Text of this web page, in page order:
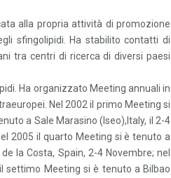
alla propria attività di promozione
sfingolipidi. Ha stabilito contatti di
tra centri di ricerca di diversi paesi
Ha organizzato Meeting annuali in
Nel 2002 il primo Meeting si
a Sale Marasino (Iseo),Italy, il 2-4
2005 il quarto Meeting si è tenuto a
la Costa, Spain, 2-4 Novembre; nel
settimo Meeting si è tenuto a Bilbao